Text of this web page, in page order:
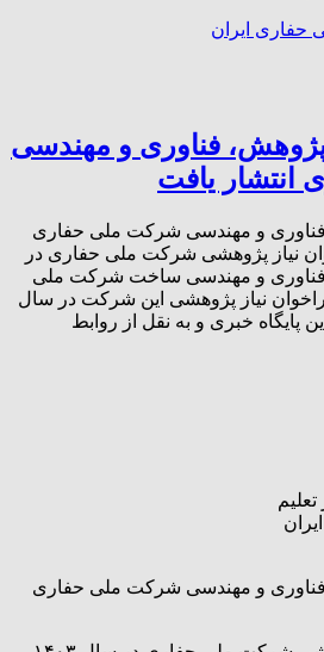
ایران
فناوری و مهندسی
یافت
و مهندسی شرکت ملی حفاری
نیاز پژوهشی شرکت ملی حفاری در
فناوری و مهندسی ساخت شرکت ملی
نیاز پژوهشی این شرکت در سال
پایگاه خبری و به نقل از روابط
و مهندسی شرکت ملی حفاری